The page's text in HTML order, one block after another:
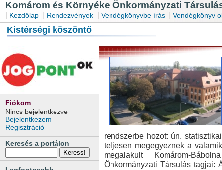
Komárom és Környéke Önkormányzati
Kezdőlap Rendezvények Vendégkönyvbe írás Vendégkönyv
Kistérségi köszöntő
Fiókom
Nincs bejelentkezve
Bejelentkezem
Regisztráció
Keresés a portálon
rendszerbe hozott ún.
teljesen megegyeznek a
megalakult Komárom-
Önkormányzati Társulás tagjai: